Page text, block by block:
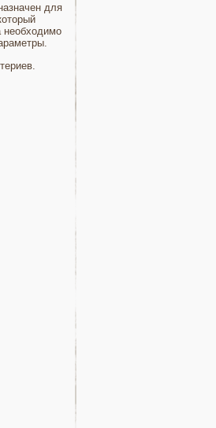
для
необходимо